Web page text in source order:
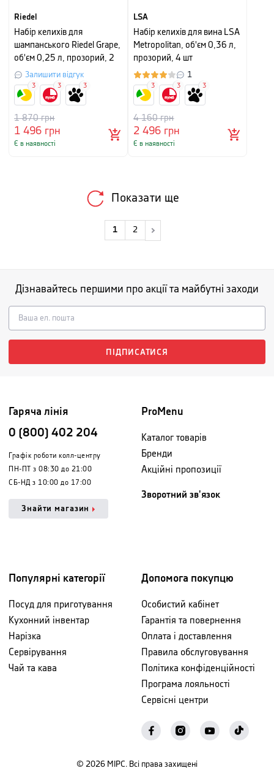
Riedel
Набір келихів для
шампанського Riedel Grape,
об'єм 0,25 л, прозорий, 2
шт Залишити відгук
1 496 грн
1 870грн
Є в наявності
3 3 3
LSA
Набір келихів для вина LSA
Metropolitan, об'єм 0,36 л,
прозорий, 4 шт
1
2 496 грн
4 160грн
Є в наявності
3 3 3
Показати ще
1 2
Дізнавайтесь першими про акції та майбутні заходи
ПІДПИСАТИСЯ
Гаряча лінія
0 (800) 402 204
Графік роботи колл-центру
ПН-ПТ з 08:30 до 21:00
СБ-НД з 10:00 до 17:00
Знайти магазин
ProMenu
Каталог товарів
Бренди
Акційні пропозиції
Зворотний зв'язок
Популярні категорії
Посуд для приготування
Кухонний інвентар
Нарізка
Сервірування
Чай та кава
Допомога покупцю
Особистий кабінет
Гарантія та повернення
Оплата і доставлення
Правила обслуговування
Політика конфіденційності
Програма лояльності
Сервісні центри
© 2026 МІРС. Всі права захищені